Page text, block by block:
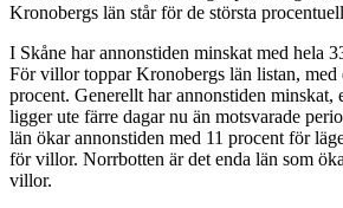
Kronobergs län står för de största
I Skåne har annonstiden minskat med hela
För villor toppar Kronobergs län listan, med
procent. Generellt har annonstiden minskat,
ligger ute färre dagar nu än motsvarade
län ökar annonstiden med 11 procent för
för villor. Norrbotten är det enda län som
villor.